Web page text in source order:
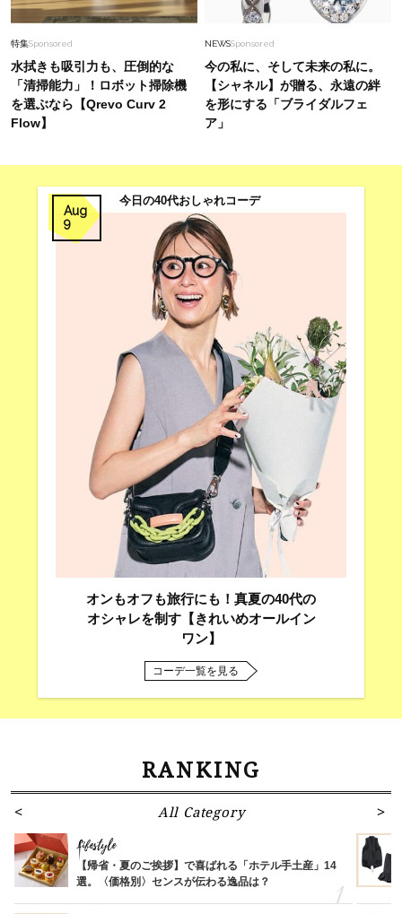
【シャネル】名作リングの次はこれ！白Tスタイ
ルを格上げする「ココ クラッシュ」のネックレ
特集Sponsored
水拭きも吸引力も、圧倒的な
「清掃能力」！ロボット掃除機
を選ぶなら【Qrevo Curv 2
Flow】
NEWSSponsored
今の私に、そして未来の私に。
【シャネル】が贈る、永遠の絆
を形にする「ブライダルフェ
ア」
Aug
9
今日の40代おしゃれコーデ
オンもオフも旅行にも！真夏の40代の
オシャレを制す【きれいめオールイン
ワン】
コーデ一覧を見る
RANKING
All Category
Lifestyle
【帰省・夏のご挨拶】で喜ばれる「ホテル手土産」14
選。〈価格別〉センスが伝わる逸品は？